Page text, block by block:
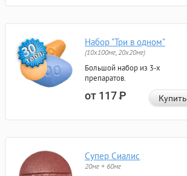
Набор "Три в одном"
(10x100мг, 20x20мг)
Большой набор из 3-х
препаратов.
от 117Р Купить
Супер Сиалис
20мг + 60мг